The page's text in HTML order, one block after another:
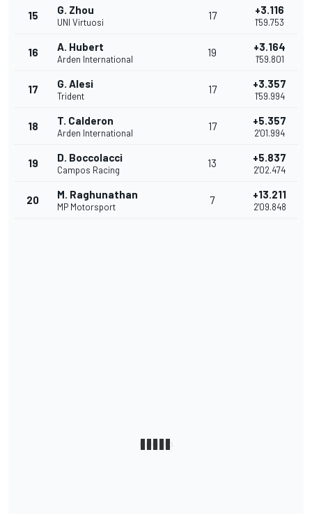
15 G. Zhou
UNI Virtuosi
17 +3.116
1'59.753
16 A. Hubert
Arden International
19 +3.164
1'59.801
17 G. Alesi
Trident
17 +3.357
1'59.994
18 T. Calderon
Arden International
17 +5.357
2'01.994
19 D. Boccolacci
Campos Racing
13 +5.837
2'02.474
20 M. Raghunathan
MP Motorsport
7 +13.211
2'09.848